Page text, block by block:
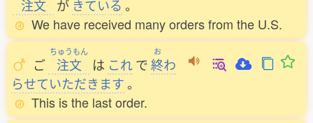
注文 が きている 。
We have received many orders from the U.S.
ご
ちゅうもん
注文 は これで
お
終わ
らせていただきます。
This is the last order.